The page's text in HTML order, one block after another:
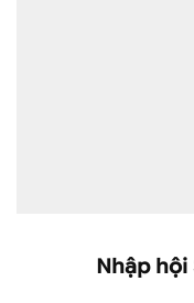
Nhập hội